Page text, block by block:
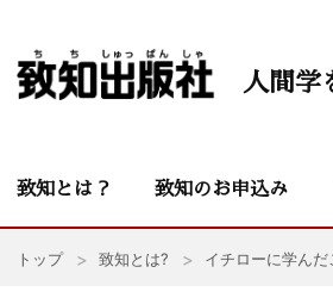
人間学
致知とは？ 致知のお申込み
トップ 致知とは? イチローに学んだ